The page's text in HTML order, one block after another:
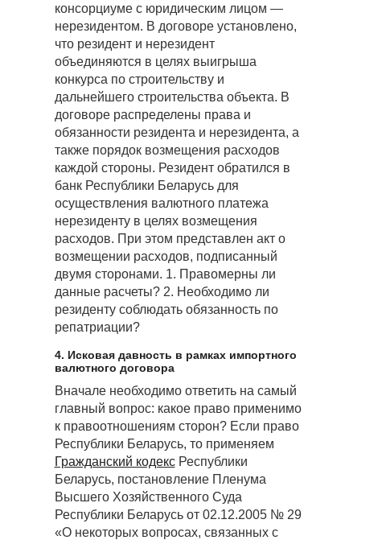
консорциуме с юридическим лицом —
нерезидентом. В договоре установлено,
что резидент и нерезидент
объединяются в целях выигрыша
конкурса по строительству и
дальнейшего строительства объекта. В
договоре распределены права и
обязанности резидента и нерезидента, а
также порядок возмещения расходов
каждой стороны. Резидент обратился в
банк Республики Беларусь для
осуществления валютного платежа
нерезиденту в целях возмещения
расходов. При этом представлен акт о
возмещении расходов, подписанный
двумя сторонами. 1. Правомерны ли
данные расчеты? 2. Необходимо ли
резиденту соблюдать обязанность по
репатриации?
4. Исковая давность в рамках импортного
валютного договора
Вначале необходимо ответить на самый
главный вопрос: какое право применимо
к правоотношениям сторон? Если право
Республики Беларусь, то применяем
Гражданский кодексРеспублики
Беларусь, постановление Пленума
Высшего Хозяйственного Суда
Республики Беларусь от 02.12.2005 № 29
«О некоторых вопросах, связанных с